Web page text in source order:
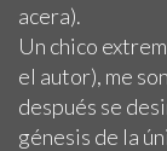
acera).
Un chico
el autor), me
después se
génesis de la